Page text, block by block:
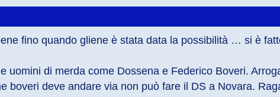
fino quando gliene è stata data la possibilità … si è
uomini di merda come Dossena e Federico Boveri.
boveri deve andare via non può fare il DS a Novara.